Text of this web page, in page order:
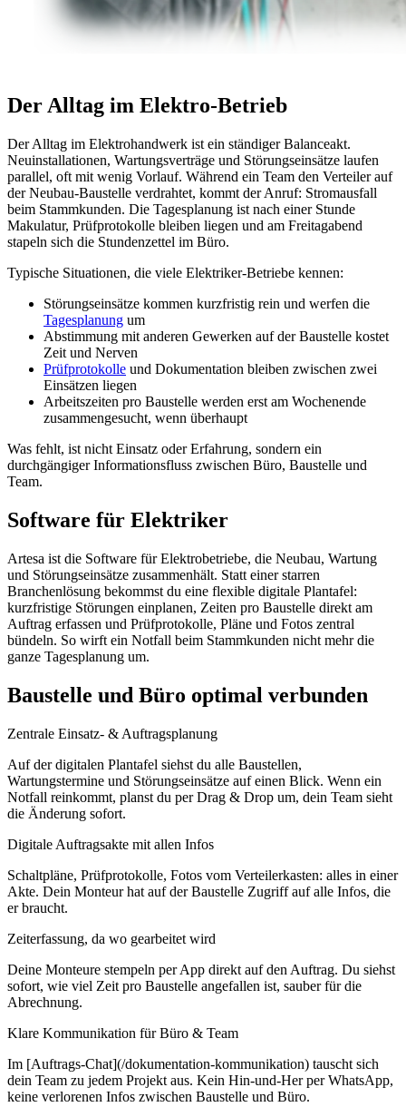
Der Alltag im Elektro-Betrieb
Der Alltag im Elektrohandwerk ist ein ständiger Balanceakt.
Neuinstallationen, Wartungsverträge und Störungseinsätze laufen
parallel, oft mit wenig Vorlauf. Während ein Team den Verteiler auf
der Neubau-Baustelle verdrahtet, kommt der Anruf: Stromausfall
beim Stammkunden. Die Tagesplanung ist nach einer Stunde
Makulatur, Prüfprotokolle bleiben liegen und am Freitagabend
stapeln sich die Stundenzettel im Büro.
Typische Situationen, die viele Elektriker-Betriebe kennen:
Störungseinsätze kommen kurzfristig rein und werfen die
Tagesplanung um
Abstimmung mit anderen Gewerken auf der Baustelle kostet
Zeit und Nerven
Prüfprotokolle und Dokumentation bleiben zwischen zwei
Einsätzen liegen
Arbeitszeiten pro Baustelle werden erst am Wochenende
zusammengesucht, wenn überhaupt
Was fehlt, ist nicht Einsatz oder Erfahrung, sondern ein
durchgängiger Informationsfluss zwischen Büro, Baustelle und
Team.
Software für Elektriker
Artesa ist die Software für Elektrobetriebe, die Neubau, Wartung
und Störungseinsätze zusammenhält. Statt einer starren
Branchenlösung bekommst du eine flexible digitale Plantafel:
kurzfristige Störungen einplanen, Zeiten pro Baustelle direkt am
Auftrag erfassen und Prüfprotokolle, Pläne und Fotos zentral
bündeln. So wirft ein Notfall beim Stammkunden nicht mehr die
ganze Tagesplanung um.
Baustelle und Büro optimal verbunden
Zentrale Einsatz- & Auftragsplanung
Auf der digitalen Plantafel siehst du alle Baustellen,
Wartungstermine und Störungseinsätze auf einen Blick. Wenn ein
Notfall reinkommt, planst du per Drag & Drop um, dein Team sieht
die Änderung sofort.
Digitale Auftragsakte mit allen Infos
Schaltpläne, Prüfprotokolle, Fotos vom Verteilerkasten: alles in einer
Akte. Dein Monteur hat auf der Baustelle Zugriff auf alle Infos, die
er braucht.
Zeiterfassung, da wo gearbeitet wird
Deine Monteure stempeln per App direkt auf den Auftrag. Du siehst
sofort, wie viel Zeit pro Baustelle angefallen ist, sauber für die
Abrechnung.
Klare Kommunikation für Büro & Team
Im [Auftrags-Chat](/dokumentation-kommunikation) tauscht sich
dein Team zu jedem Projekt aus. Kein Hin-und-Her per WhatsApp,
keine verlorenen Infos zwischen Baustelle und Büro.